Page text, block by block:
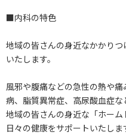
■内科の特色
地域の皆さんの身近なかかり
いたします。
風邪や腹痛などの急性の熱や
病、脂質異常症、高尿酸血症な
地域の皆さんの身近な「ホーム
日々の健康をサポートいたしま